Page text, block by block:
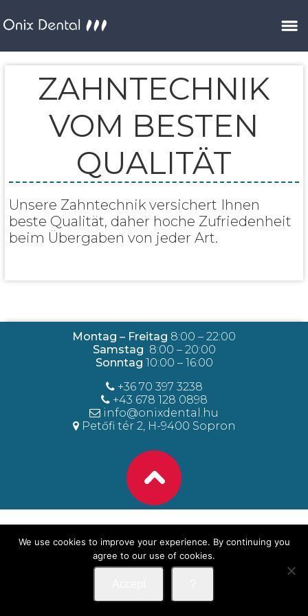
ZAHNTECHNIK
VOM BESTEN
QUALITÄT
Unsere Zahntechnik versichert Ihnen
beste Qualität, daher hoche Zufriedenheit
beim Übergaben von jeder Art.
Montag – Freitag 8:00 – 22:00
Samstag 8:00 – 20:00
Sonntag 10:00 – 16:00
+36 70 397 3238
+43 678 128 0898
info@onixdental.hu
Petőfi tér 2, H-9400 Sopron
We use cookies to improve your experience. By continuing you
agree to our use of cookies.